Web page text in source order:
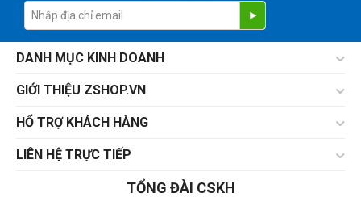
DANH MỤC KINH DOANH
GIỚI THIỆU ZSHOP.VN
HỔ TRỢ KHÁCH HÀNG
LIÊN HỆ TRỰC TIẾP
TỔNG ĐÀI CSKH